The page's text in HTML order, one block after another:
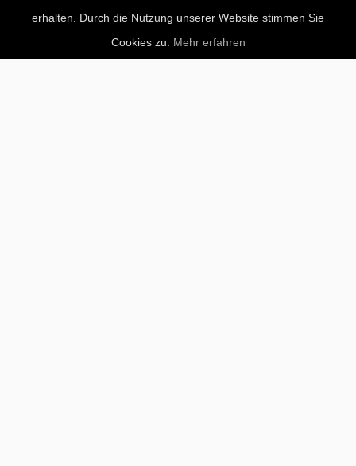
erhalten. Durch die Nutzung unserer Website stimmen Sie
Cookies zu. Mehr erfahren